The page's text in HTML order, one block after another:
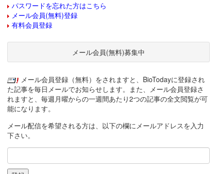
パスワードを忘れた方はこちら
メール会員(無料)登録
有料会員登録
メール会員(無料)募集中
メール会員登録（無料）をされますと、BioTodayに登録され
た記事を毎日メールでお知らせします。また、メール会員登録さ
れますと、毎週月曜からの一週間あたり2つの記事の全文閲覧が可
能になります。
メール配信を希望される方は、以下の欄にメールアドレスを入力
下さい。